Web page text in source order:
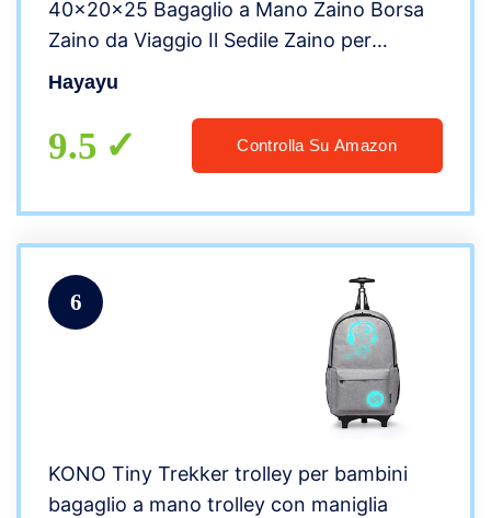
40x20x25 Bagaglio a Mano Zaino Borsa
Zaino da Viaggio Il Sedile Zaino per
Ryanair bagaglio a mano Borsa Cabina
Casual Daypack
Hayayu
9.5 Controlla Su Amazon
6
KONO Tiny Trekker trolley per bambini
bagaglio a mano trolley con maniglia